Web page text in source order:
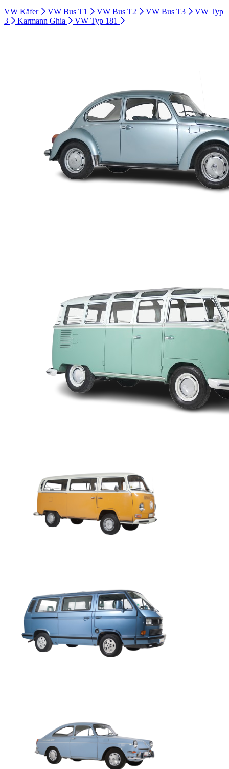
VW Käfer
VW Bus T1 VW Bus T2 VW Bus T3
VW Typ
3
Karmann Ghia VW Typ 181